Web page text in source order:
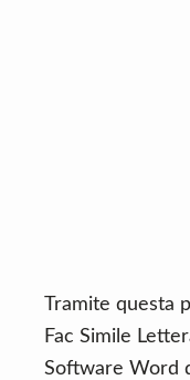
Tramite questa
Fac Simile
Software Word